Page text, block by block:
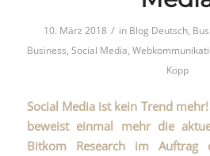
10. März 2018 / in Blog Deutsch,
Business,Social Media,
Kopp
Social Media ist kein Trend
beweist einmal mehr die
Bitkom Researchim Auftrag